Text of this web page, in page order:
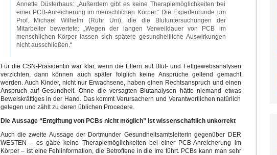
Annette Düsterhaus: „Außerdem gibt es keine Therapiemöglichkeiten bei
einer PCB-Anreicherung im menschlichen Körper.“ Die Expertenrunde um
Prof. Michael Wilhelm (Ruhr Uni), die die Blutuntersuchungen der
Mitarbeiter bewertete: „Wegen der langen Verweildauer von PCB im
menschlichen Körper lassen sich spätere gesundheitliche Auswirkungen
nicht ausschließen.“
Für die CSN-Präsidentin war klar, wenn die Eltern auf Blut- und Fettgewebsanalysen
verzichten, dann können auch später folglich keine Ansprüche geltend gemacht
werden. Auch Kinder, nicht nur Erwachsene, haben einen Rechtsanspruch und einen
Anspruch auf Gesundheit. Ohne die versagten Blutanalysen hätte niemand etwas
Beweiskräftiges in der Hand. Das kommt Verursachern und Verantwortlichen natürlich
gelegen und zählt zu deren üblichen Procedere.
Die Aussage “Entgiftung von PCBs nicht möglich” ist wissenschaftlich unkorrekt
Auch die zweite Aussage der Dortmunder Gesundheitsamtsleiterin gegenüber DER
WESTEN – es gäbe keine Therapiemöglichkeiten bei einer PCB-Anreicherung im
Körper – ist eine Fehlinformation, die Betroffene in die Irre führt. PCBs kann man sehr